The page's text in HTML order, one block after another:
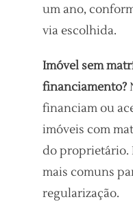
um ano,
via escolhida.
Imóvel sem
financiamento?
financiam ou
imóveis com
do proprietário.
mais comuns
regularização.